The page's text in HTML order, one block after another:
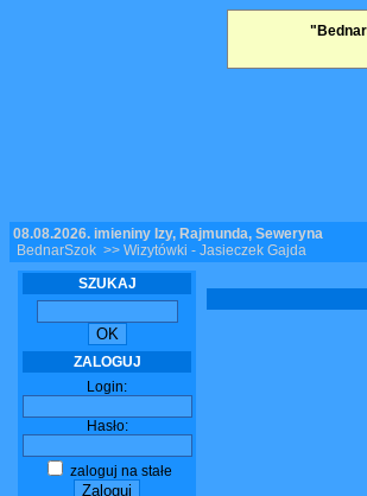
08.08.2026, imieniny Izy, Rajmunda, Seweryna
BednarSzok >> Wizytówki - Jasieczek Gajda
SZUKAJ
ZALOGUJ
Login:
Hasło:
zaloguj na stałe